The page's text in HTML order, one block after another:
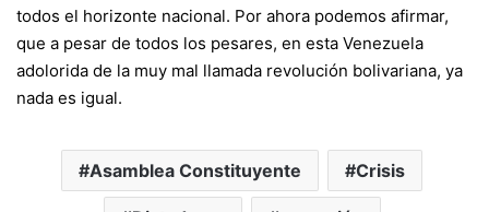
todos el horizonte nacional. Por ahora podemos afirmar,
que a pesar de todos los pesares, en esta Venezuela
adolorida de la muy mal llamada revolución bolivariana, ya
nada es igual.
Asamblea Constituyente Crisis